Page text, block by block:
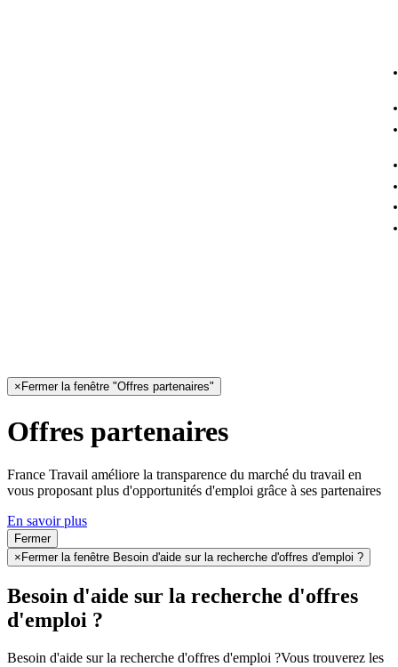
× Fermer la fenêtre "Offres partenaires"
Offres partenaires
France Travail améliore la transparence du marché du travail en
vous proposant plus d'opportunités d'emploi grâce à ses partenaires
En savoir plus
Fermer
× Fermer la fenêtre Besoin d'aide sur la recherche d'offres d'emploi ?
Besoin d'aide sur la recherche d'offres
d'emploi ?
Besoin d'aide sur la recherche d'offres d'emploi ?Vous trouverez les